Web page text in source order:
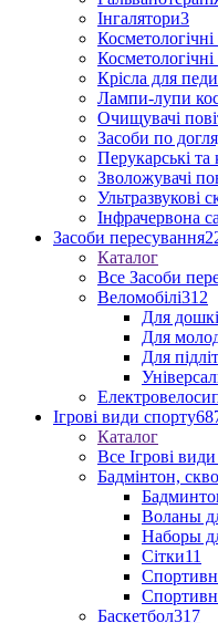
Інгалятори3
Косметологічні
Крісла для
Лампи-лупи
Очищувачі
Засоби по
Перукарські та
Зволожувачі
Ультразвукові
Інфрачервона
Засоби пересування
Каталог
Все Засоби
Веломобілі312
Для
Для
Для
Ігрові види спорту
Каталог
Все Ігрові
Бадмінтон,
Воланы
Наборы
Сітки11
Баскетбол317